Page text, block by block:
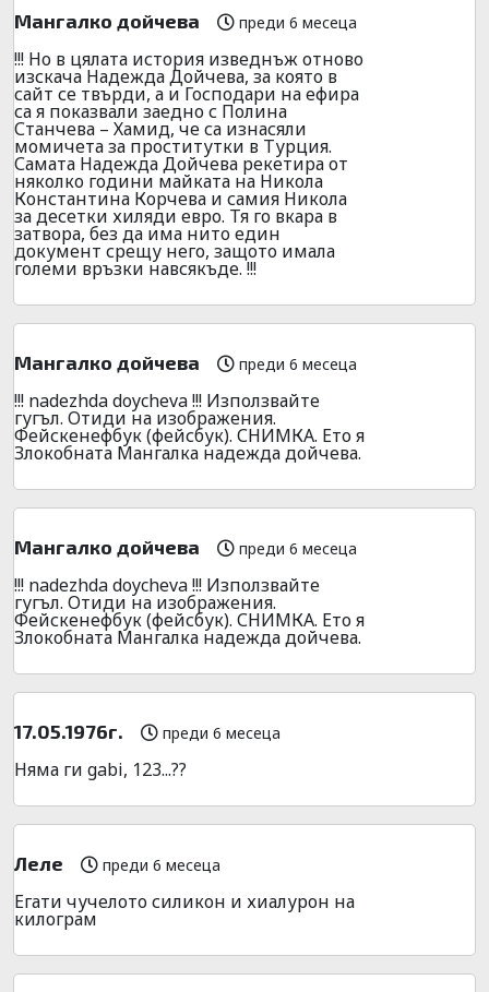
Мангалко дойчева преди 6 месеца
!!! Но в цялата история изведнъж отново
изскача Надежда Дойчева, за която в
сайт се твърди, а и Господари на ефира
са я показвали заедно с Полина
Станчева – Хамид, че са изнасяли
момичета за проститутки в Турция.
Самата Надежда Дойчева рекетира от
няколко години майката на Никола
Константина Корчева и самия Никола
за десетки хиляди евро. Тя го вкара в
затвора, без да има нито един
документ срещу него, защото имала
големи връзки навсякъде. !!!
Мангалко дойчева преди 6 месеца
!!! nadezhda doycheva !!! Използвайте
гугъл. Отиди на изображения.
Фейскенефбук (фейсбук). СНИМКА. Ето я
Злокобната Мангалка надежда дойчева.
Мангалко дойчева преди 6 месеца
!!! nadezhda doycheva !!! Използвайте
гугъл. Отиди на изображения.
Фейскенефбук (фейсбук). СНИМКА. Ето я
Злокобната Мангалка надежда дойчева.
17.05.1976г. преди 6 месеца
Няма ги gabi, 123...??
Леле преди 6 месеца
Егати чучелото силикон и хиалурон на
килограм